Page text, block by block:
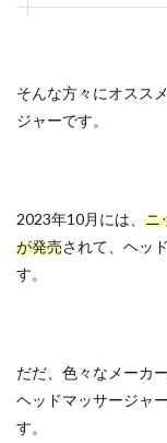
そんな方々にオスス
ジャーです。
2023年10月には、 ニ
が発売されて、ヘッ
す。
だだ、色々なメーカ
ヘッドマッサージャ
す。